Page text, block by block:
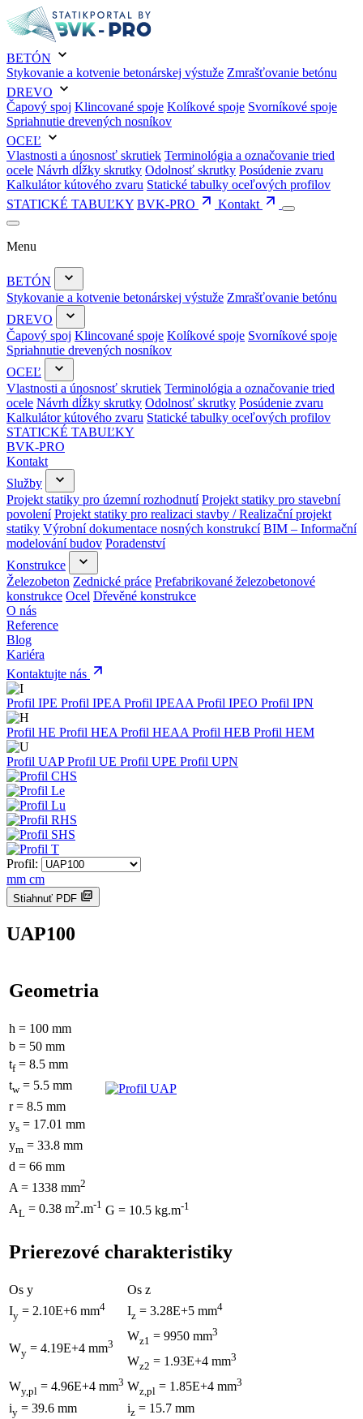
BETÓN
Stykovanie a kotvenie betonárskej výstuže Zmrašťovanie betónu
DREVO
Čapový spoj Klincované spoje Kolíkové spoje Svorníkové spoje
Spriahnutie drevených nosníkov
OCEĽ
Vlastnosti a únosnosť skrutiek Terminológia a označovanie tried
ocele Návrh dĺžky skrutky Odolnosť skrutky Posúdenie zvaru
Kalkulátor kútového zvaru Statické tabulky oceľových profilov
STATICKÉ TABUĽKY BVK-PRO Kontakt
Menu
BETÓN
Stykovanie a kotvenie betonárskej výstuže Zmrašťovanie betónu
DREVO
Čapový spoj Klincované spoje Kolíkové spoje Svorníkové spoje
Spriahnutie drevených nosníkov
OCEĽ
Vlastnosti a únosnosť skrutiek Terminológia a označovanie tried
ocele Návrh dĺžky skrutky Odolnosť skrutky Posúdenie zvaru
Kalkulátor kútového zvaru Statické tabulky oceľových profilov
STATICKÉ TABUĽKY
BVK-PRO
Kontakt
Služby
Projekt statiky pro územní rozhodnutí Projekt statiky pro stavební
povolení Projekt statiky pro realizaci stavby / Realizační projekt
statiky Výrobní dokumentace nosných konstrukcí BIM – Informační
modelování budov Poradenství
Konstrukce
Železobeton Zednické práce Prefabrikované železobetonové
konstrukce Ocel Dřevěné konstrukce
O nás
Reference
Blog
Kariéra
Kontaktujte nás
Profil IPE Profil IPEA Profil IPEAA Profil IPEO Profil IPN
Profil HE Profil HEA Profil HEAA Profil HEB Profil HEM
Profil UAPProfil UE Profil UPE Profil UPN
Profil:
mm cm
Stiahnuť PDF
UAP100
Geometria
h = 100 mm
b = 50 mm
tf= 8.5 mm
tw= 5.5 mm
r = 8.5 mm
ys = 17.01 mm
ym = 33.8 mm
d = 66 mm
A = 1338 mm2
AL = 0.38 m2.m-1 G = 10.5 kg.m-1
Prierezové charakteristiky
Os y
Os z
Iy = 2.10E+6 mm4 Iz = 3.28E+5 mm4
Wy = 4.19E+4 mm3
Wz1 = 9950 mm3
Wz2 = 1.93E+4 mm3
Wy,pl = 4.96E+4 mm3 Wz,pl = 1.85E+4 mm3
iy = 39.6 mm iz = 15.7 mm